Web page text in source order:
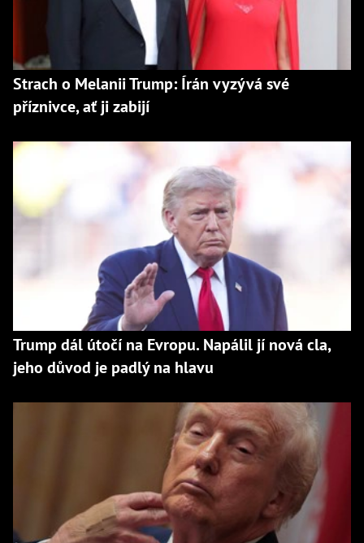
Strach o Melanii Trump: Írán vyzývá své
příznivce, ať ji zabijí
Trump dál útočí na Evropu. Napálil jí nová cla,
jeho důvod je padlý na hlavu